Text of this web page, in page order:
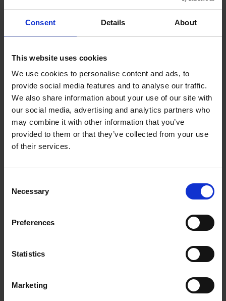
Consent Details About
This website uses cookies
We use cookies to personalise content and ads, to
provide social media features and to analyse our traffic.
We also share information about your use of our site with
our social media, advertising and analytics partners who
may combine it with other information that you’ve
provided to them or that they’ve collected from your use
of their services.
Selection
Necessary
Preferences
Statistics
Marketing
komentarzu!
Komentarze